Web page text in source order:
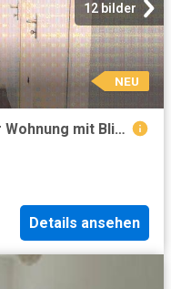
12 bilder
NEU
clever geschnitten: 2,5 Zimmer Wohnung mit Blick in den ruhigen Innenhof!
Details ansehen